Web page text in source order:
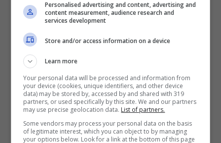
Visualizza questo post su Instagram
Personalised advertising and content, advertising and
content measurement, audience research and
services development
Store and/or access information on a device
Learn more
Your personal data will be processed and information from
your device (cookies, unique identifiers, and other device
data) may be stored by, accessed by and shared with 319
partners, or used specifically by this site. We and our partners
may use precise geolocation data. List of partners.
Some vendors may process your personal data on the basis
of legitimate interest, which you can object to by managing
your options below. Look for a link at the bottom of this page